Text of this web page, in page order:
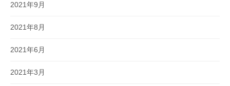
2021年9月
2021年8月
2021年6月
2021年3月